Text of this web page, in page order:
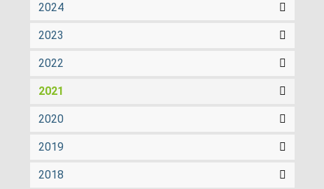
2024
2023
2022
2021
2020
2019
2018